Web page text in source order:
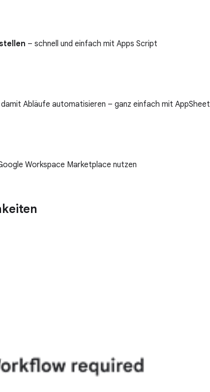
– schnell und einfach mit Apps Script
damit Abläufe automatisieren – ganz einfach mit AppSheet
Workspace Marketplace nutzen